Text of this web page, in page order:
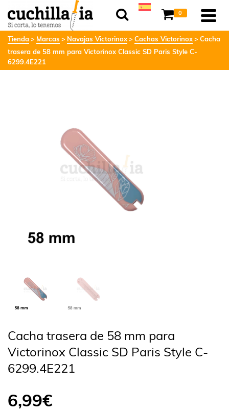
0
Tienda Marcas Navajas Victorinox Cachas Victorinox
Cacha
trasera de 58 mm para Victorinox Classic SD Paris Style C-
6299.4E221
Cacha trasera de 58 mm para
Victorinox Classic SD Paris Style C-
6299.4E221
6,99€